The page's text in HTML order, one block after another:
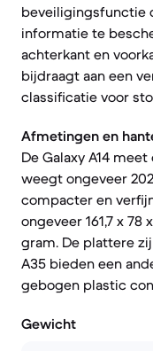
beveiligingsfunctie
informatie te
achterkant en
bijdraagt aan een
classificatie voor
Afmetingen en
De Galaxy A14 meet
weegt ongeveer
compacter en
ongeveer 161,7 x
gram. De plattere
A35 bieden een
gebogen plastic
Gewicht